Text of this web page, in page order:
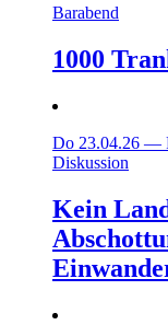
Barabend
1000
Do 23.04.26 —
Diskussion
Kein